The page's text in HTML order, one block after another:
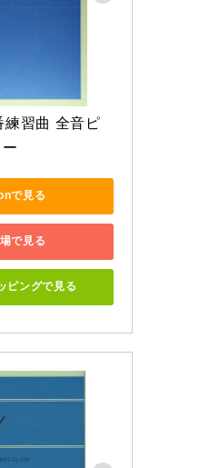
練習曲 全音ピ
で見る
で見る
ピングで見る